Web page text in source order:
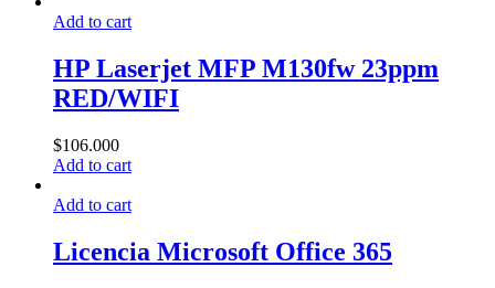
Add to cart
HP Laserjet MFP M130fw 23ppm
RED/WIFI
$106.000
Add to cart
Add to cart
Licencia Microsoft Office 365